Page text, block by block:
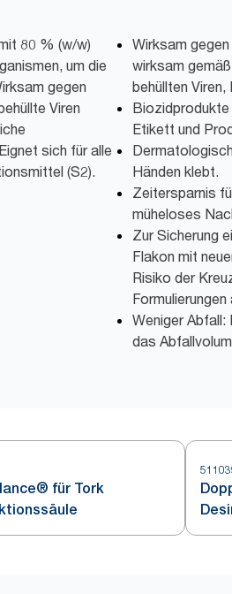
80 % (w/w)
um die
gegen
Viren
sich für alle
(S2).
Wirksam
wirksam
behüllten
Etikett und
Händen klebt.
Zeitersparnis
müheloses
Zur Sicherung
Flakon mit
Risiko der
Weniger Abfall:
das
für Tork